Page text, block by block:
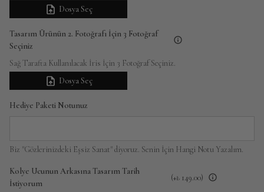
Dosya Seç
Tasarım Ürünün 2. Fotoğrafı İçin 3 Fotoğraf
Seçiniz
Sağ Tarafta Kullanılacak İris İçin 3 Fotoğraf Seçiniz.
Dosya Seç
Hediye Paketi Notunuz
Biz "Gözlerinizdeki Eşsiz Sanat" diyoruz. Senin İçin Hangi Notu Yazalım.
Kolye Ucunun Arkasına Tasarım Tarih
İstiyorum
(+₺ 149.00)